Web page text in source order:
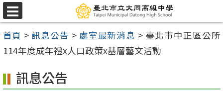
跳
至
主
要
容
選
單
首頁 >訊息公告 > 處室最新消息 > 臺北市中正區公所
114年度成年禮x人口政策x基層藝文活動
訊息公告